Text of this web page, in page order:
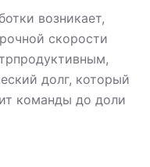
возникает,
скорости
долг, который
команды до доли